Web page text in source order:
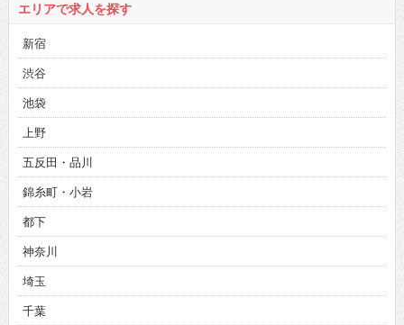
エリアで求人を探す
新宿
渋谷
池袋
上野
五反田・品川
錦糸町・小岩
都下
神奈川
埼玉
千葉